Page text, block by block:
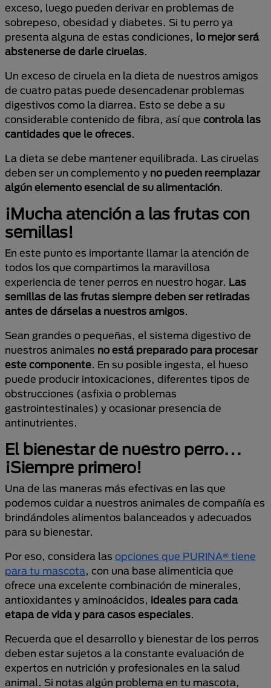
exceso, luego pueden derivar en problemas de
sobrepeso, obesidad y diabetes. Si tu perro ya
presenta alguna de estas condiciones, lo mejor será
abstenerse de darle ciruelas.
Un exceso de ciruela en la dieta de nuestros amigos
de cuatro patas puede desencadenar problemas
digestivos como la diarrea. Esto se debe a su
considerable contenido de fibra, así que controla las
cantidades que le ofreces.
La dieta se debe mantener equilibrada. Las ciruelas
deben ser un complemento y no pueden reemplazar
algún elemento esencial de su alimentación.
¡Mucha atención a las frutas con
semillas!
En este punto es importante llamar la atención de
todos los que compartimos la maravillosa
experiencia de tener perros en nuestro hogar. Las
semillas de las frutas siempre deben ser retiradas
antes de dárselas a nuestros amigos.
Sean grandes o pequeñas, el sistema digestivo de
nuestros animales no está preparado para procesar
este componente. En su posible ingesta, el hueso
puede producir intoxicaciones, diferentes tipos de
obstrucciones (asfixia o problemas
gastrointestinales) y ocasionar presencia de
antinutrientes.
El bienestar de nuestro perro…
¡Siempre primero!
Una de las maneras más efectivas en las que
podemos cuidar a nuestros animales de compañía es
brindándoles alimentos balanceados y adecuados
para su bienestar.
Por eso, considera las opciones que PURINA® tiene
para tu mascota, con una base alimenticia que
ofrece una excelente combinación de minerales,
antioxidantes y aminoácidos, ideales para cada
etapa de vida y para casos especiales.
Recuerda que el desarrollo y bienestar de los perros
deben estar sujetos a la constante evaluación de
expertos en nutrición y profesionales en la salud
animal. Si notas algún problema en tu mascota,